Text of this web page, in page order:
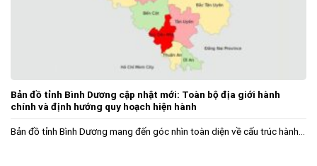
Bản đồ tỉnh Bình Dương cập nhật mới: Toàn bộ địa giới hành
chính và định hướng quy hoạch hiện hành
Bản đồ tỉnh Bình Dương mang đến góc nhìn toàn diện về cấu trúc hành...